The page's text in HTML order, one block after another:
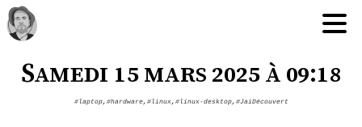
Samedi 15 mars 2025 à 09:18
#laptop, #hardware, #linux, #linux-desktop, #JaiDécouvert